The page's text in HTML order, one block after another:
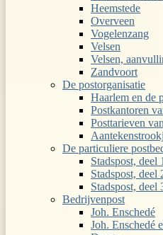
Heemstede
Overveen
Vogelenzang
Velsen
Velsen,
Zandvoort
De postorganisatie
Haarlem en de
Postkantoren
Posttarieven
De particuliere
Stadspost, deel
Stadspost, deel
Stadspost, deel
Bedrijvenpost
Joh. Enschedé
Joh. Enschedé